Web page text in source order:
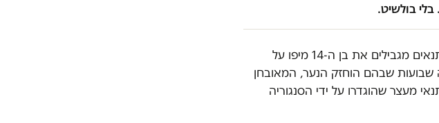
בלי בולשיט.
ית המשפט המחוזי בתל אביב הורה לשחרר בתנאים מגבילים את בן ה-14 מיפו על
שבהם הוחזק הנער, המאובחן
ומוכר כנכה 100 אחוז, בתנאי מעצר שהוגדרו על ידי הסנגוריה